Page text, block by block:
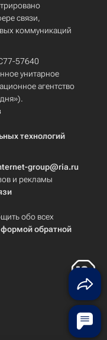
связи,
коммуникаций
57640
унитарное
агентство
технологий
group@ria.ru
и рекламы
обо всех
формой обратной